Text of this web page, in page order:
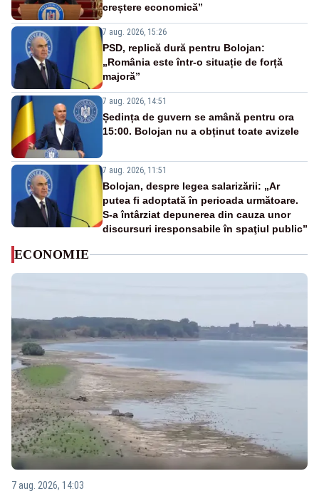
creștere economică”
7 aug. 2026, 15:26
PSD, replică dură pentru Bolojan:
„România este într-o situație de forță
majoră”
7 aug. 2026, 14:51
Ședința de guvern se amână pentru ora
15:00. Bolojan nu a obținut toate avizele
7 aug. 2026, 11:51
Bolojan, despre legea salarizării: „Ar
putea fi adoptată în perioada următoare.
S-a întârziat depunerea din cauza unor
discursuri iresponsabile în spaţiul public”
ECONOMIE
7 aug. 2026, 14:03